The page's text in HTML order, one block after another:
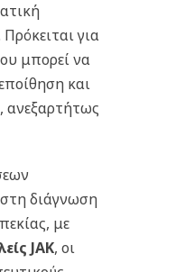
για
μπορεί να
και
ανεξαρτήτως
στη διάγνωση
με
JAK, οι